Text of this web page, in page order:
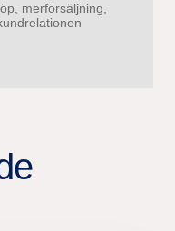
merförsäljning,